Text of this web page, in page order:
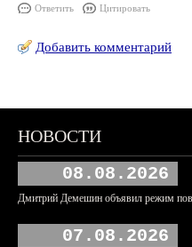
Ответить Цитировать
Добавить комментарий
НОВОСТИ
08.08.2026
Дмитрий Демешин объявил режим
07.08.2026